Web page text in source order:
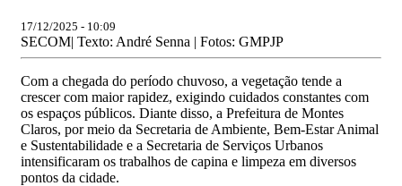
17/12/2025 - 10:09
SECOM| Texto: André Senna | Fotos: GMPJP
Com a chegada do período chuvoso, a vegetação tende a
crescer com maior rapidez, exigindo cuidados constantes com
os espaços públicos. Diante disso, a Prefeitura de Montes
Claros, por meio da Secretaria de Ambiente, Bem-Estar Animal
e Sustentabilidade e a Secretaria de Serviços Urbanos
intensificaram os trabalhos de capina e limpeza em diversos
pontos da cidade.